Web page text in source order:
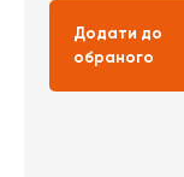
Додати до
обраного